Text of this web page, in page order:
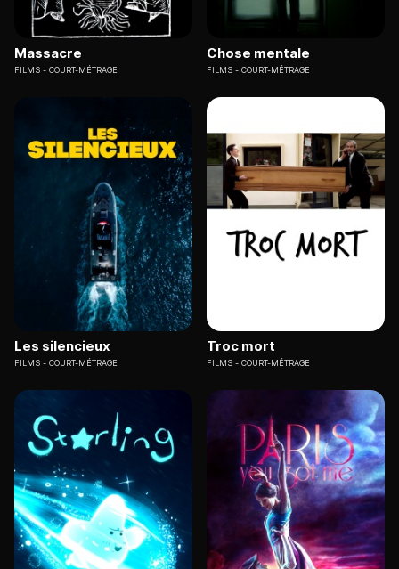
Massacre
FILMS COURT-MÉTRAGE
Chose mentale
FILMS COURT-MÉTRAGE
Les silencieux
FILMS COURT-MÉTRAGE
Troc mort
FILMS COURT-MÉTRAGE